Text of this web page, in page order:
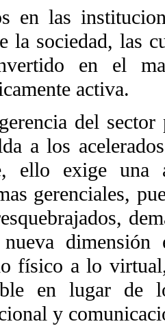
en las
la sociedad, las
en el
activa.
del sector
a los
ello exige
gerenciales,
físico a lo
en lugar de
y